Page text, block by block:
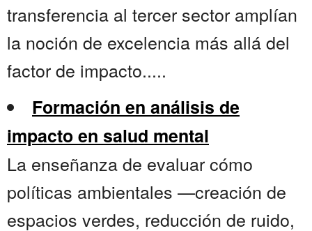
transferencia al tercer sector amplían
la noción de excelencia más allá del
factor de impacto.....
Formación en análisis de
impacto en salud mental
La enseñanza de evaluar cómo
políticas ambientales —creación de
espacios verdes, reducción de ruido,